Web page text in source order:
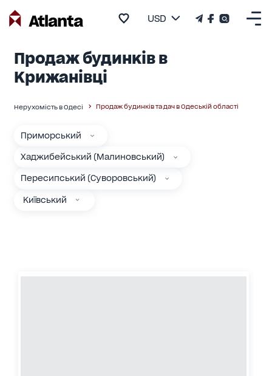
USD
Продаж будинків в
Крижанівці
Нерухомість в Одесі Продаж будинків та дач в Одеській області
Приморський
Хаджибейський (Малиновський)
Пересипський (Суворовський)
Київський